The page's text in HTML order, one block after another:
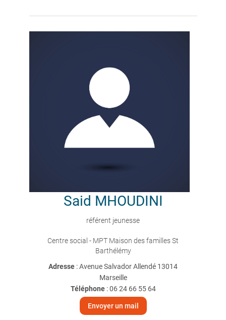
Said MHOUDINI
référent jeunesse
Centre social - MPT Maison des familles St
Barthélémy
Adresse : Avenue Salvador Allendé 13014
Marseille
Téléphone:06 24 66 55 64
Envoyer un mail